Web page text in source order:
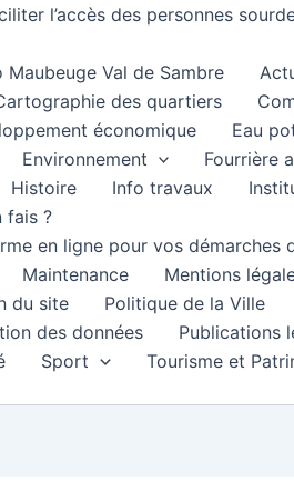
l’accès des personnes
Val de Sambre
des quartiers
économique Eau
Environnement
Fourrière
Histoire Info travaux
fais ?
en ligne pour vos démarches
Maintenance Mentions
du site Politique de la Ville
des données
Publications
Sport Tourisme et